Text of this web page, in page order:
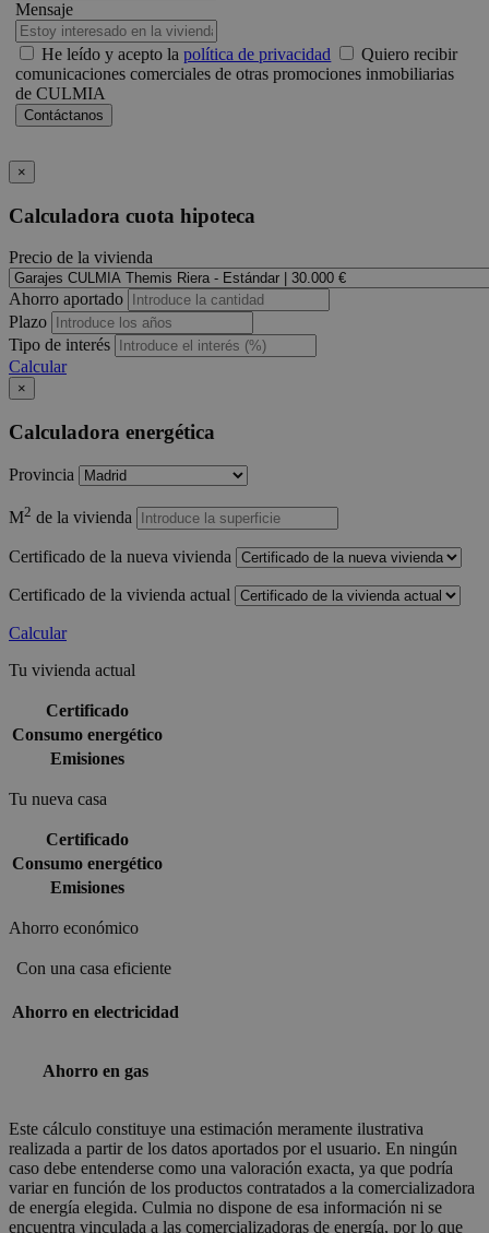
Mensaje
He leído y acepto lapolítica de privacidad
Quiero recibir
comunicaciones comerciales de otras promociones inmobiliarias
de CULMIA
×
Calculadora cuota hipoteca
Precio de la vivienda
Ahorro aportado
Plazo
Tipo de interés
Calcular
×
Calculadora energética
Provincia
M2 de la vivienda
Certificado de la nueva vivienda
Certificado de la vivienda actual
Calcular
Tu vivienda actual
Certificado
Consumo energético
Emisiones
Tu nueva casa
Certificado
Consumo energético
Emisiones
Ahorro económico
Con una casa eficiente
Ahorro en electricidad
Ahorro en gas
Este cálculo constituye una estimación meramente ilustrativa
realizada a partir de los datos aportados por el usuario. En ningún
caso debe entenderse como una valoración exacta, ya que podría
variar en función de los productos contratados a la comercializadora
de energía elegida. Culmia no dispone de esa información ni se
encuentra vinculada a las comercializadoras de energía, por lo que